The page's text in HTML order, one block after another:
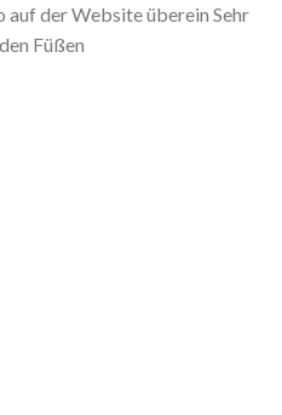
auf der Website überein Sehr
Füßen